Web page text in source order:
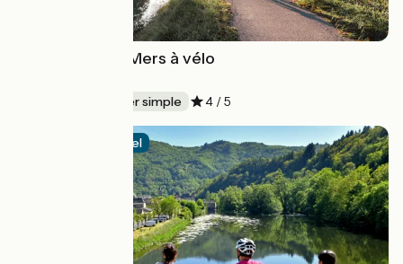
Le Canal des 2 Mers à vélo
Aller simple 4 / 5
Itinéraire officiel